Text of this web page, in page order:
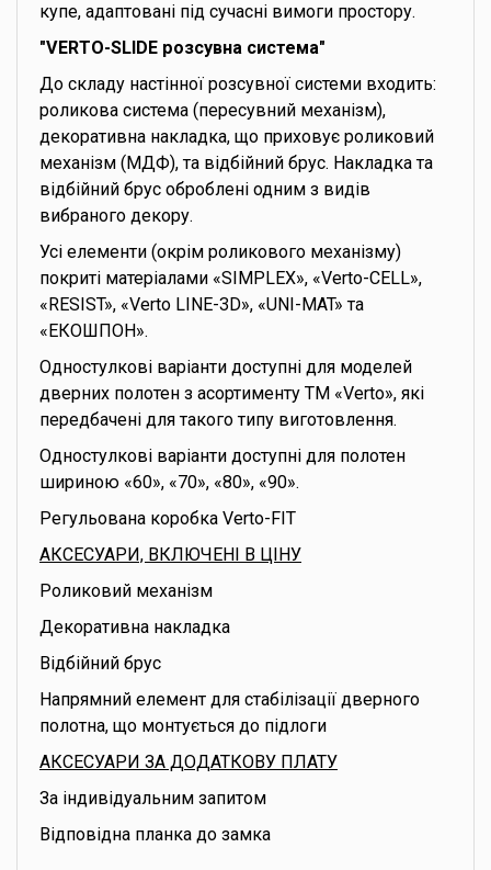
купе, адаптовані під сучасні вимоги простору.
"VERTO-SLIDE розсувна система"
До складу настінної розсувної системи входить:
роликова система (пересувний механізм),
декоративна накладка, що приховує роликовий
механізм (МДФ), та відбійний брус. Накладка та
відбійний брус оброблені одним з видів
вибраного декору.
Усі елементи (окрім роликового механізму)
покриті матеріалами «SIMPLEX», «Verto-CELL»,
«RESIST», «Verto LINE-3D», «UNI-MAT» та
«ЕКОШПОН».
Одностулкові варіанти доступні для моделей
дверних полотен з асортименту ТМ «Verto», які
передбачені для такого типу виготовлення.
Одностулкові варіанти доступні для полотен
шириною «60», «70», «80», «90».
Регульована коробка Verto-FIT
АКСЕСУАРИ, ВКЛЮЧЕНІ В ЦІНУ
Роликовий механізм
Декоративна накладка
Відбійний брус
Напрямний елемент для стабілізації дверного
полотна, що монтується до підлоги
АКСЕСУАРИ ЗА ДОДАТКОВУ ПЛАТУ
За індивідуальним запитом
Відповідна планка до замка